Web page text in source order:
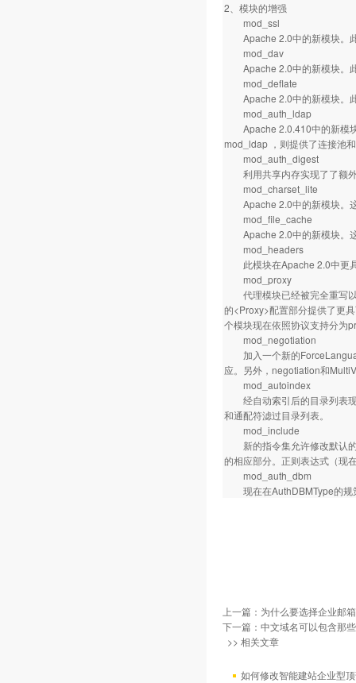
2、模块的增强
mod_ssl
Apache 2.0中的新模块。此
mod_dav
Apache 2.0中的新模块。此
mod_deflate
Apache 2.0中的新模块。此
mod_auth_ldap
Apache 2.0.410中的新模块
mod_ldap ，则提供了连接池
mod_auth_digest
利用共享内存实现了了额
mod_charset_lite
Apache 2.0中的新模块。这
mod_file_cache
Apache 2.0中的新模块。这
mod_headers
此模块在Apache 2.0中更具
mod_proxy
代理模块已经被完全重写以
的<Proxy>配置部分提供了更
个模块现在依照协议支持分为
mod_negotiation
加入一个新的
应。另外，negotiation和
mod_autoindex
经自动索引后的目录列表现
和通配符滤过目录列表。
mod_include
新的指令集允许修改默认的
的相应部分。正则表达式（现
mod_auth_dbm
现在在AuthDBMType的规
上一篇： 为什么要选择企业邮
下一篇： 中文域名可以包含那
>> 相关文章
如何修改智能建站企业型